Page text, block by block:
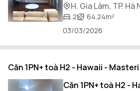
H. Gia Lâm, TP. Hà
2
64.24m²
03/03/2026
Căn 1PN+ toà H2 - Hawaii -
Căn 1PN+ toà H2 -